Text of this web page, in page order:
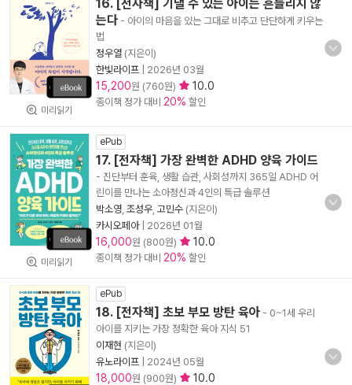
미리읽기
16. [전자책] 기댈 수 있는 아이는 흔들리지 않
는다 - 아이의 마음을 있는 그대로 비추고 단단하게 키우는
법
정우열 (지은이)
한빛라이프
2026년 03월
15,200원 (760원) 10.0
종이책 정가 대비 20% 할인
미리읽기
ePub
17. [전자책] 가장 완벽한 ADHD 양육 가이드
- 진단부터 훈육, 생활 습관, 사회성까지 365일 ADHD 어
린이를 만나는 소아정신과 4인의 특급 솔루션
박소영 조성우 고민수 (지은이)
카시오페아| 2026년 01월
16,000원 (800원) 10.0
종이책 정가 대비 20% 할인
ePub
18. [전자책] 초보 부모 방탄 육아 - 0~1세 우리
아이를 지키는 가장 정확한 육아 지식 51
이재현 (지은이)
유노라이프
2024년 05월
18,000원 (900원) 10.0